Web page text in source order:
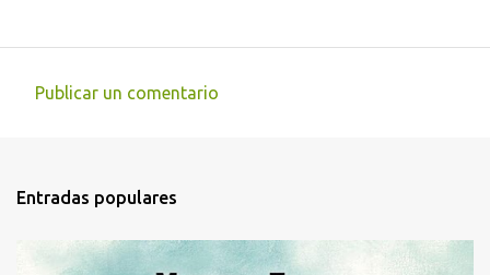
e
Publicar un comentario
Entradas populares